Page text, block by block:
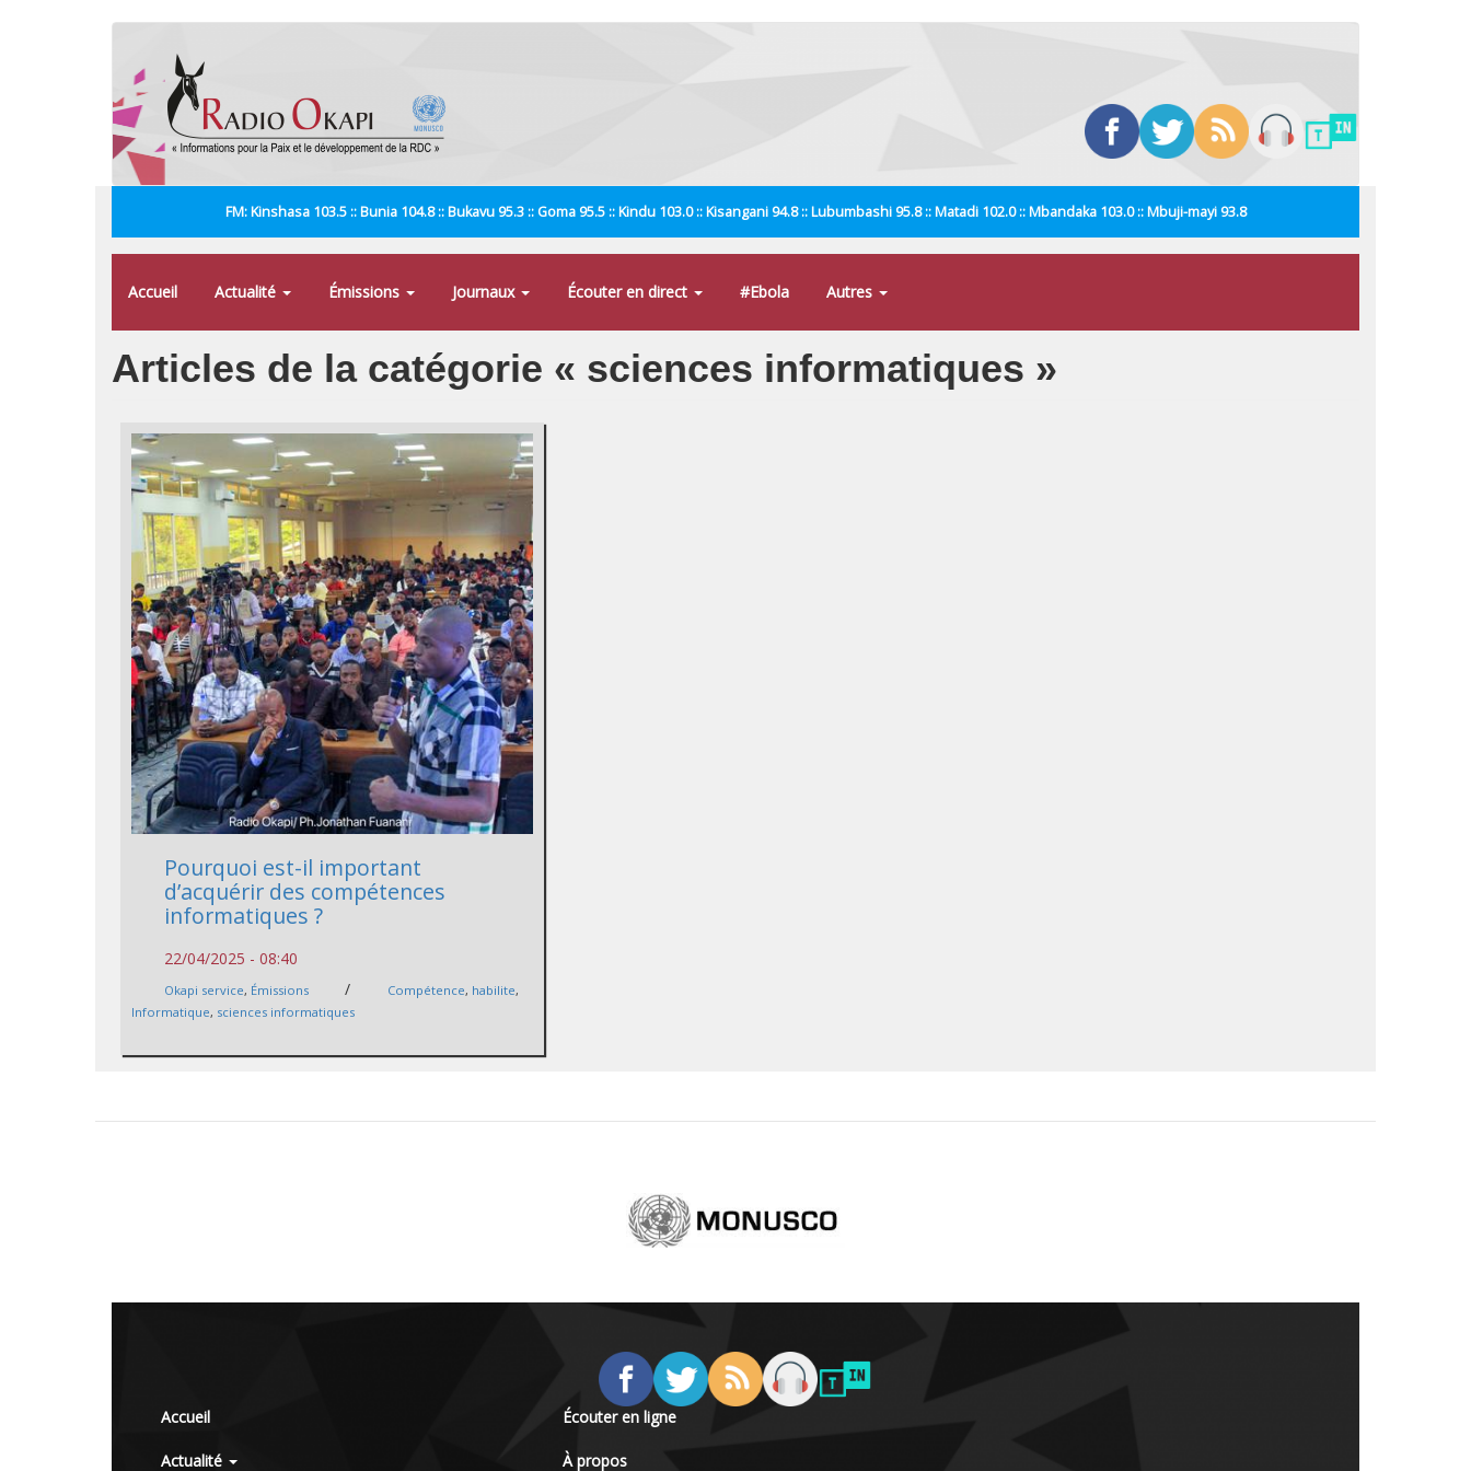
FM: Kinshasa 103.5 :: Bunia 104.8 :: Bukavu 95.3 :: Goma 95.5 :: Kindu 103.0 :: Kisangani 94.8 :: Lubumbashi 95.8 :: Matadi 102.0 :: Mbandaka 103.0 :: Mbuji-mayi 93.8
Accueil Actualité Émissions Journaux Écouter en direct #Ebola Autres
Articles de la catégorie « sciences informatiques »
Pourquoi est-il important
d’acquérir des compétences
informatiques ?
22/04/2025 - 08:40
Okapi service, Émissions / Compétence, habilite,
Informatique, sciences informatiques
Accueil
Actualité
Écouter en ligne
À propos